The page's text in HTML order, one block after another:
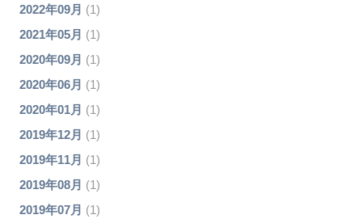
2022年09月 (1)
2021年05月 (1)
2020年09月 (1)
2020年06月 (1)
2020年01月 (1)
2019年12月 (1)
2019年11月 (1)
2019年08月 (1)
2019年07月 (1)